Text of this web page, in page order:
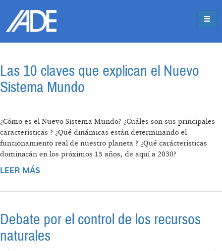
Las 10 claves que explican el Nuevo
Sistema Mundo
¿Cómo es el Nuevo Sistema Mundo? ¿Cuáles son sus principales
características ? ¿Qué dinámicas están determinando el
funcionamiento real de nuestro planeta ? ¿Qué carácterísticas
dominarán en los próximos 15 años, de aquí a 2030?
LEER MÁS
Debate por el control de los recursos
naturales